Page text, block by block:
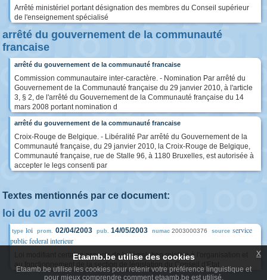
Arrêté ministériel portant désignation des membres du Conseil supérieur
de l'enseignement spécialisé
arrêté du gouvernement de la communauté
francaise
arrêté du gouvernement de la communauté francaise
Commission communautaire inter-caractère. - Nomination Par arrêté du
Gouvernement de la Communauté française du 29 janvier 2010, à l'article
3, § 2, de l'arrêté du Gouvernement de la Communauté française du 14
mars 2008 portant nomination d
arrêté du gouvernement de la communauté francaise
Croix-Rouge de Belgique. - Libéralité Par arrêté du Gouvernement de la
Communauté française, du 29 janvier 2010, la Croix-Rouge de Belgique,
Communauté française, rue de Stalle 96, à 1180 Bruxelles, est autorisée à
accepter le legs consenti par
Textes mentionnés par ce document:
loi du 02 avril 2003
type loi prom. 02/04/2003 pub. 14/05/2003 numac 2003000376 source service
public federal interieur
Loi modifiant certains aspects de la législation relative à l'organisation et
au fonctionnement de la section de législation du Conseil d'Etat
Etaamb.be utilise des cookies
Etaamb.be utilise les cookies pour retenir votre préférence linguistique et
pour mieux comprendre comment etaamb.be est utilisé.
x